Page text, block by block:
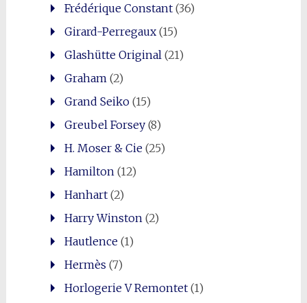
Frédérique Constant(36)
Girard-Perregaux(15)
Glashütte Original (21)
Graham (2)
Grand Seiko(15)
Greubel Forsey(8)
H. Moser & Cie(25)
Hamilton (12)
Hanhart(2)
Harry Winston (2)
Hautlence(1)
Hermès (7)
Horlogerie V Remontet(1)